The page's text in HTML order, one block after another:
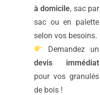
à domicile, sac par
sac ou en palette
selon vos besoins.
Demandez un
devis immédiat
pour vos granulés
de bois !